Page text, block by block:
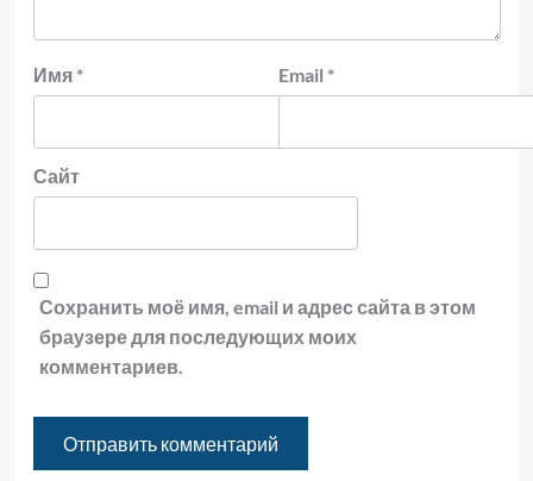
Имя * Email *
Сайт
Сохранить моё имя, email и адрес сайта в этом
браузере для последующих моих
комментариев.